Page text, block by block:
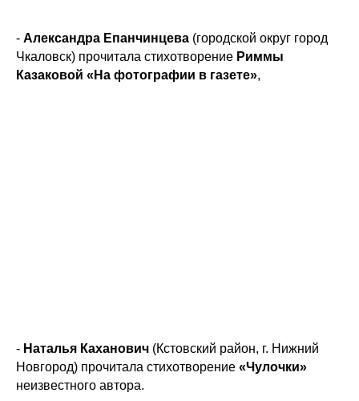
- Александра Епанчинцева (городской округ город
Чкаловск) прочитала стихотворение Риммы
Казаковой «На фотографии в газете»,
- Наталья Каханович (Кстовский район, г. Нижний
Новгород) прочитала стихотворение «Чулочки»
неизвестного автора.